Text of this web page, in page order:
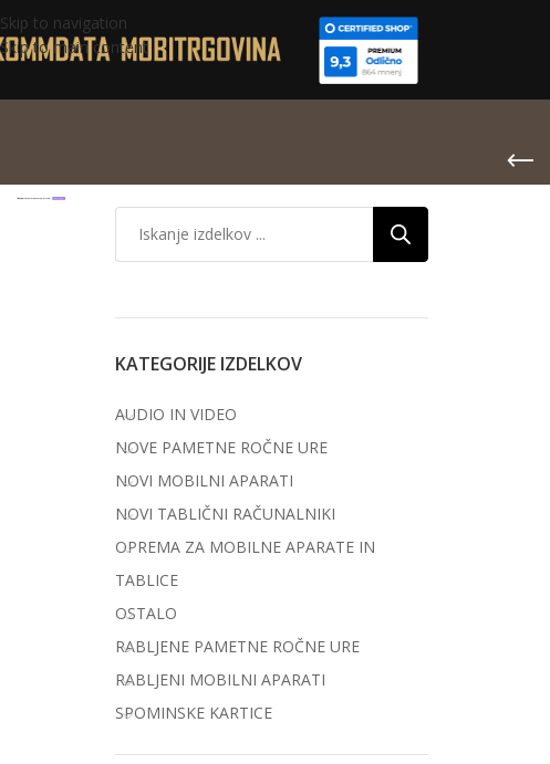
Skip to navigation
Skip to main content
KATEGORIJE IZDELKOV
AUDIO IN VIDEO
NOVE PAMETNE ROČNE URE
NOVI MOBILNI APARATI
NOVI TABLIČNI RAČUNALNIKI
OPREMA ZA MOBILNE APARATE IN
TABLICE
OSTALO
RABLJENE PAMETNE ROČNE URE
RABLJENI MOBILNI APARATI
SPOMINSKE KARTICE